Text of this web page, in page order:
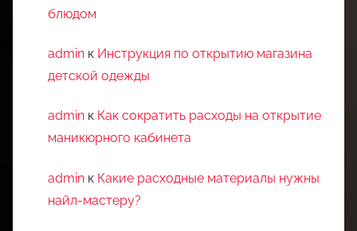
блюдом
admin к Инструкция по открытию магазина
детской одежды
admin к Как сократить расходы на открытие
маникюрного кабинета
admin к Какие расходные материалы нужны
найл-мастеру?